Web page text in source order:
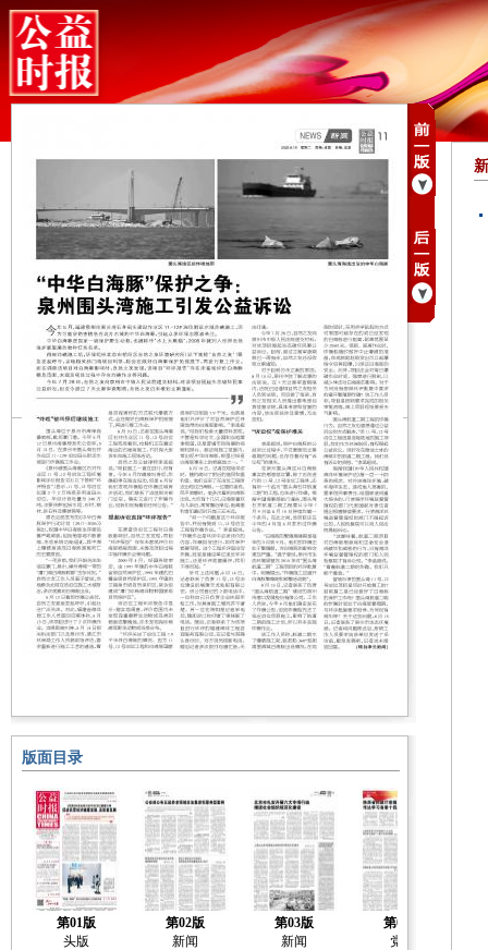
版面目录
第01版
头版
第02版
新闻
第03版
新闻
第04版
党建